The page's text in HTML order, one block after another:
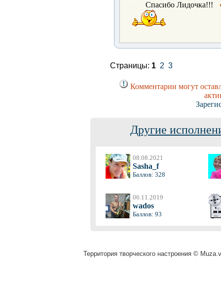
Спасибо Лидочка!!!
Страницы: 1 2 3
Комментарии могут
Другие
08.08.2021
Sasha_f
Баллов: 328
06.11.2019
wados
Баллов: 93
Территория творческого настроения ©